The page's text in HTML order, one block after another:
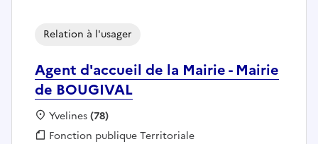
Agent d'accueil de la Mairie - Mairie
de BOUGIVAL
Relation à l'usager
Localisation :
Yvelines(78)
Fonction publique :
Fonction publique Territoriale